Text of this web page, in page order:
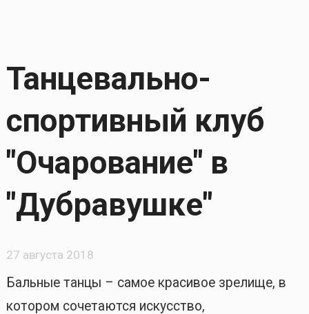
Танцевально-
спортивный клуб
"Очарование" в
"Дубравушке"
27 августа 2018
Бальные танцы – самое красивое зрелище, в
котором сочетаются искусство,